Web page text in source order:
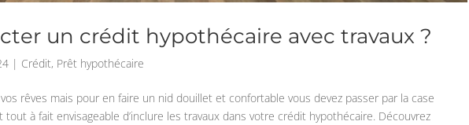
un crédit hypothécaire avec travaux ?
| Crédit, Prêt hypothécaire
rêves mais pour en faire un nid douillet et confortable vous devez passer par la case
tout à fait envisageable d’inclure les travaux dans votre crédit hypothécaire. Découvrez